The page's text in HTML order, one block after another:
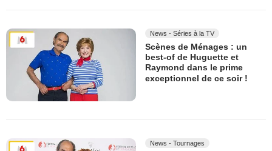
News - Séries à la TV
Scènes de Ménages : un
best-of de Huguette et
Raymond dans le prime
exceptionnel de ce soir !
News - Tournages